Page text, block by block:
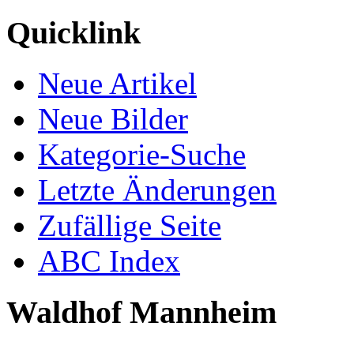
Quicklink
Neue Artikel
Neue Bilder
Kategorie-Suche
Letzte Änderungen
Zufällige Seite
ABC Index
Waldhof Mannheim